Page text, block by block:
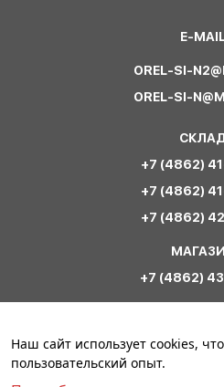
E-
OREL-SI-
OREL-SI-
+7 (4862)
+7 (4862)
+7 (4862)
+7 (4862)
Обратная
Наш сайт использует cookies,
пользовательский опыт.